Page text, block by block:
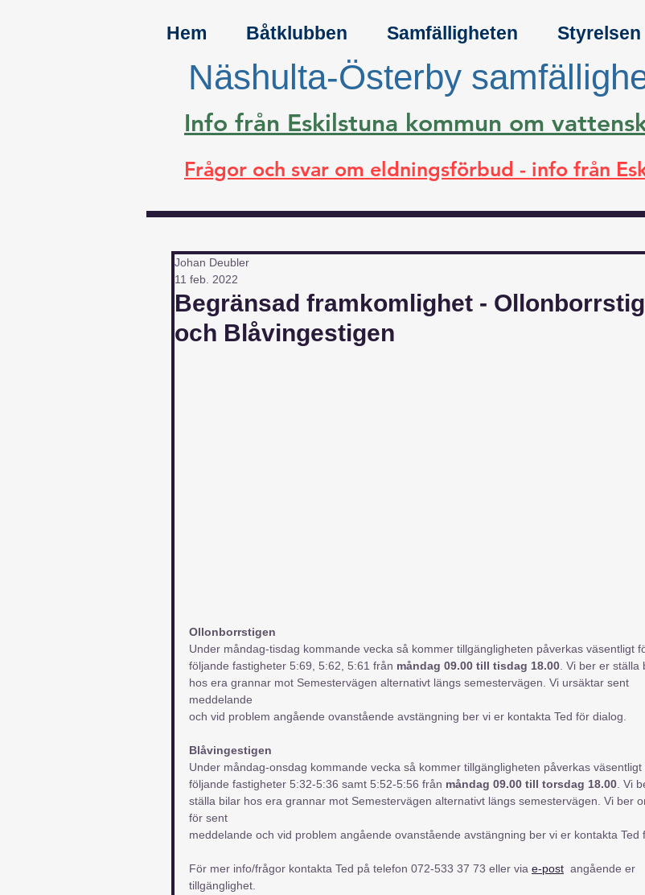
Hem Båtklubben Samfälligheten Styrelsen
Näshulta-Österby
Info från Eskilstuna kommun om
Frågor och svar om eldningsförbud - info från
Begränsad framkomlighet -
och Blåvingestigen
Johan Deubler
11 feb. 2022
Ollonborrstigen
Under måndag-tisdag kommande vecka så kommer tillgängligheten påverkas väsentligt
följande fastigheter 5:69, 5:62, 5:61 från måndag 09.00 till tisdag 18.00 . Vi ber er ställa
hos era grannar mot Semestervägen alternativt längs semestervägen. Vi ursäktar sent
meddelande
och vid problem angående ovanstående avstängning ber vi er kontakta Ted för dialog.
Blåvingestigen
Under måndag-onsdag kommande vecka så kommer tillgängligheten påverkas väsentligt
följande fastigheter 5:32-5:36 samt 5:52-5:56 från måndag 09.00 till torsdag 18.00 . Vi
ställa bilar hos era grannar mot Semestervägen alternativt längs semestervägen. Vi ber
för sent
meddelande och vid problem angående ovanstående avstängning ber vi er kontakta Ted
För mer info/frågor kontakta Ted på telefon 072-533 37 73 eller via e-post
  angående er
tillgänglighet.